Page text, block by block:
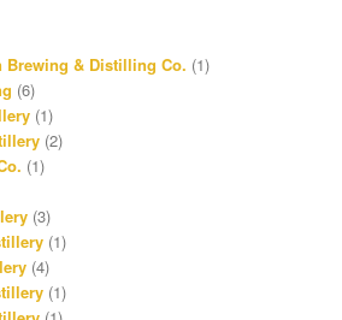
Brewing & Distilling Co. (1)
(6)
(1)
(2)
(1)
(3)
(1)
(4)
(1)